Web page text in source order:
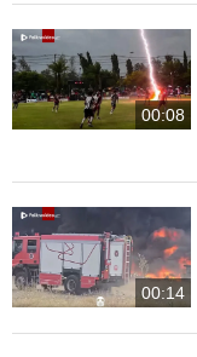
00:08
00:14